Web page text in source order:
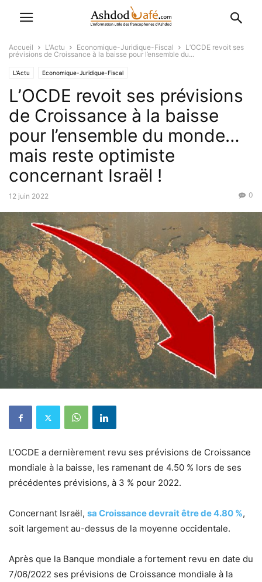
Accueil L'Actu Economique-Juridique-Fiscal
L’OCDE revoit ses
prévisions de Croissance à la baisse pour l’ensemble du...
L'Actu Economique-Juridique-Fiscal
L’OCDE revoit ses prévisions
de Croissance à la baisse
pour l’ensemble du monde…
mais reste optimiste
concernant Israël !
12 juin 2022 0
L’OCDE a dernièrement revu ses prévisions de Croissance
mondiale à la baisse, les ramenant de 4.50 % lors de ses
précédentes prévisions, à 3 % pour 2022.
Concernant Israël, sa Croissance devrait être de 4.80 %,
soit largement au-dessus de la moyenne occidentale.
Après que la Banque mondiale a fortement revu en date du
7/06/2022 ses prévisions de Croissance mondiale à la